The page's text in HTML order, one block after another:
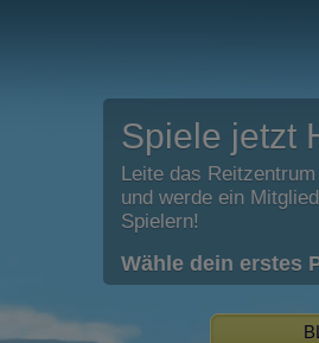
Spiele jetzt
Leite das
und werde ein
Spielern!
Wähle dein erstes